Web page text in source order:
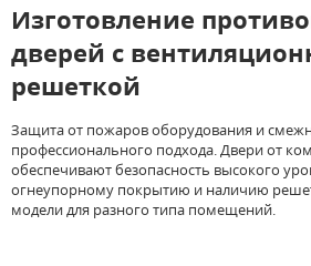
Изготовление
дверей с
решеткой
Защита от пожаров оборудования и
профессионального подхода. Двери от
обеспечивают безопасность высокого
огнеупорному покрытию и наличию
модели для разного типа помещений.